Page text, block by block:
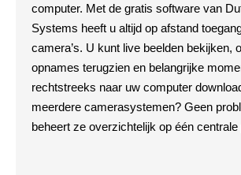
computer. Met de gratis software van
Systems heeft u altijd op afstand
camera’s. U kunt live beelden bekijken,
opnames terugzien en belangrijke
rechtstreeks naar uw computer
meerdere camerasystemen? Geen
beheert ze overzichtelijk op één centrale